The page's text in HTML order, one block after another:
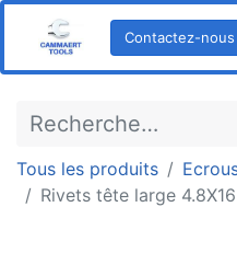
Contactez-nous
Tous les produits
Rivets tête large